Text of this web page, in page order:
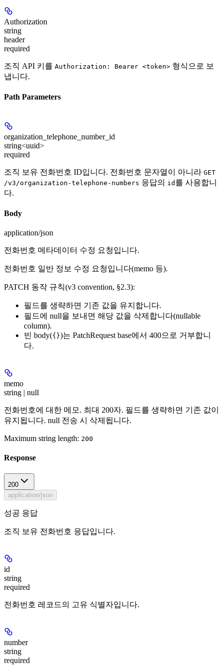
Authorization
string
header
required
조직 API 키를 Authorization: Bearer <token> 형식으로 보
냅니다.
Path Parameters
organization_telephone_number_id
string<uuid>
required
조직 보유 전화번호 ID입니다. 전화번호 문자열이 아니라 GET
/v3/organization-telephone-numbers 응답의 id 를 사용합니
다.
Body
application/json
전화번호 메타데이터 수정 요청입니다.
전화번호 일반 정보 수정 요청입니다(memo 등).
PATCH 동작 규칙(v3 convention, §2.3):
필드를 생략하면 기존 값을 유지합니다.
필드에 null을 보내면 해당 값을 삭제합니다(nullable
column).
빈 body({})는 PatchRequest base에서 400으로 거부합니
다.
memo
string | null
전화번호에 대한 메모. 최대 200자. 필드를 생략하면 기존 값이
유지됩니다. null 전송 시 삭제됩니다.
Maximum string length: 200
Response
200
application/json
성공 응답
조직 보유 전화번호 응답입니다.
id
string
required
전화번호 레코드의 고유 식별자입니다.
number
string
required